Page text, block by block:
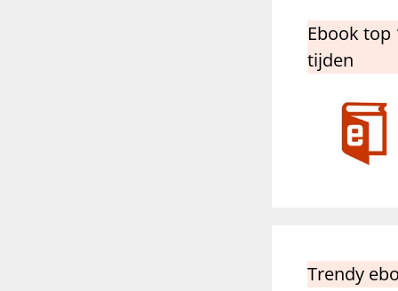
Ebook top
tijden
Trendy